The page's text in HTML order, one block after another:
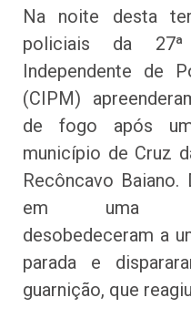
Na noite desta
policiais da 27ª
Independente de
(CIPM)
de fogo após
município de Cruz
Recôncavo Baiano.
em uma
desobedeceram a
parada e
guarnição, que